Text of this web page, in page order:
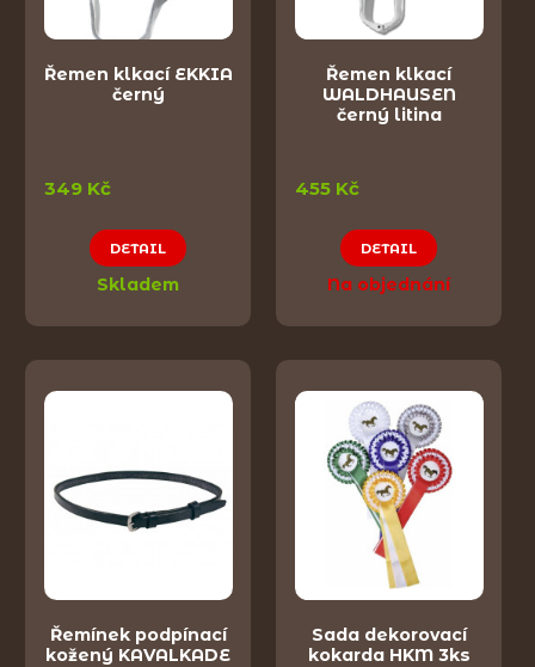
Řemen klkací EKKIA
černý
349 Kč
DETAIL
Skladem
Řemen klkací
WALDHAUSEN
černý litina
455 Kč
DETAIL
Na objednání
Řemínek podpínací
kožený KAVALKADE
Sada dekorovací
kokarda HKM 3ks